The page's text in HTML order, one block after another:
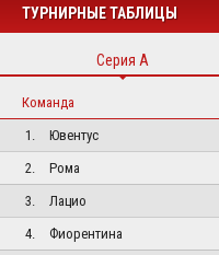
ТУРНИРНЫЕ ТАБЛИЦЫ
Серия А
Команда
1.
Ювентус
2.
Рома
3.
Лацио
4.
Фиорентина